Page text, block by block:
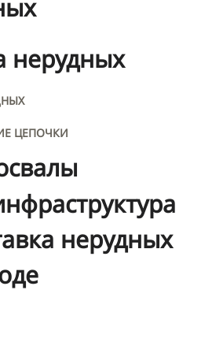
нерудных
ЦЕПОЧКИ
нерудных